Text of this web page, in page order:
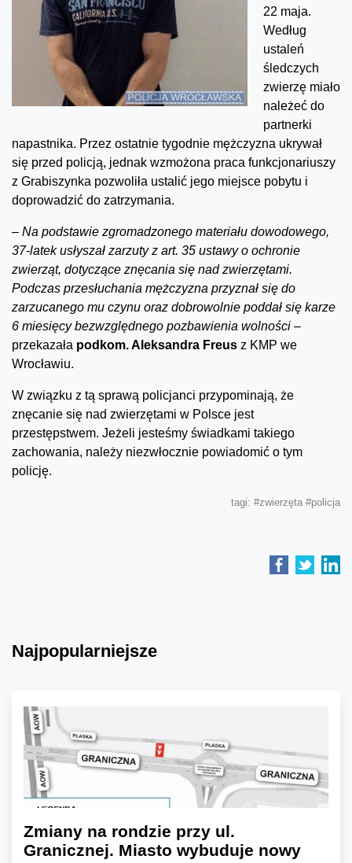
22 maja.
Według
ustaleń
śledczych
zwierzę miało
należeć do
partnerki
napastnika. Przez ostatnie tygodnie mężczyzna ukrywał
się przed policją, jednak wzmożona praca funkcjonariuszy
z Grabiszynka pozwoliła ustalić jego miejsce pobytu i
doprowadzić do zatrzymania.
– Na podstawie zgromadzonego materiału dowodowego,
37-latek usłyszał zarzuty z art. 35 ustawy o ochronie
zwierząt, dotyczące znęcania się nad zwierzętami.
Podczas przesłuchania mężczyzna przyznał się do
zarzucanego mu czynu oraz dobrowolnie poddał się karze
6 miesięcy bezwzględnego pozbawienia wolności –
przekazała podkom. Aleksandra Freus z KMP we
Wrocławiu.
W związku z tą sprawą policjanci przypominają, że
znęcanie się nad zwierzętami w Polsce jest
przestępstwem. Jeżeli jesteśmy świadkami takiego
zachowania, należy niezwłocznie powiadomić o tym
policję.
tagi: #zwierzęta #policja
Najpopularniejsze
Zmiany na rondzie przy ul.
Granicznej. Miasto wybuduje nowy